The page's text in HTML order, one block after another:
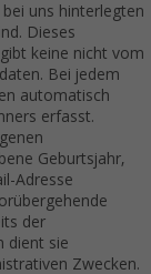
uns hinterlegten
Dieses
keine nicht vom
Bei jedem
automatisch
erfasst.
Geburtsjahr,
Adresse
der
dient sie
Zwecken.